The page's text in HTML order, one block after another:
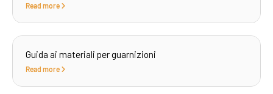
Read more
Guida ai materiali per guarnizioni
Read more